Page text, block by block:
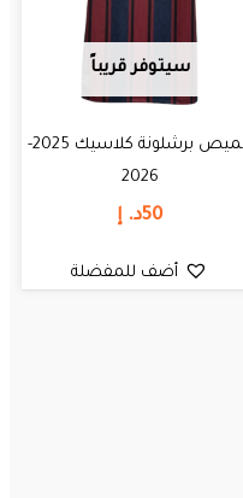
سيتوفر قريباً
قميص برشلونة كلاسيك 2025-
2026
50د. إ
أضف للمفضلة